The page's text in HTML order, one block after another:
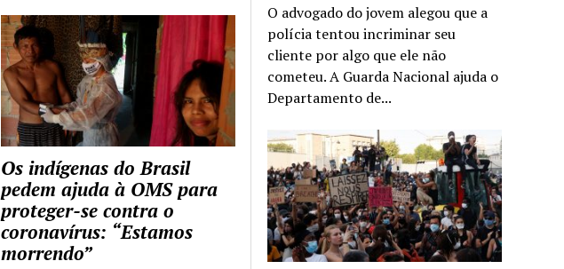
O advogado do jovem alegou que a
polícia tentou incriminar seu
cliente por algo que ele não
cometeu. A Guarda Nacional ajuda o
Departamento de...
Os indígenas do Brasil
pedem ajuda à OMS para
proteger-se contra o
coronavírus: “Estamos
morrendo”